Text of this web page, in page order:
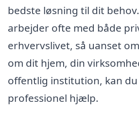
bedste løsning til dit
arbejder ofte med både
erhvervslivet, så uanset
om dit hjem, din
offentlig institution, kan du
professionel hjælp.